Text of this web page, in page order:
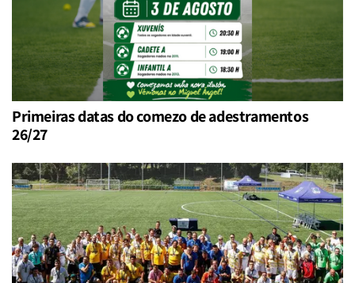
Primeiras datas do comezo de adestramentos
26/27